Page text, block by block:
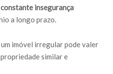
insegurança
a longo prazo.
um imóvel irregular pode valer
similar e